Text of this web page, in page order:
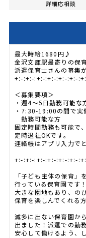
詳細応相談
最大時給1680円♪
金沢文庫駅最寄りの保
派遣保育士さんの募集
+:-:+:-:+:-:+:-:+:-:+:-
＜募集要項＞
・週4～5日勤務可能
・7:30-19:00の間で実
勤務可能な方
固定時間勤務も可能で
定時退社OKです。
連絡帳はアプリ入力で
+:-:+:-:+:-:+:-:+:-:+:-
「子ども主体の保育」
行っている保育園です！
大きな園地もあり、の
保育を楽しんでくれる
滅多に出ない保育園か
出ました！派遣での勤
安心して働けるよう、